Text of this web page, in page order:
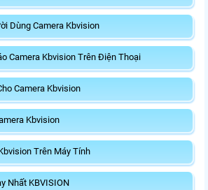
Dùng Camera Kbvision
Camera Kbvision Trên Điện Thoại
Camera Kbvision
Kbvision
Trên Máy Tính
Nhất KBVISION